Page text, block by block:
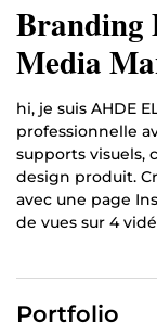
Branding
Media
• Design
hi, je suis AHDE
professionnelle
supports visuels,
design produit.
avec une page
de vues sur 4
J’accompagne
création d’une
Portfolio